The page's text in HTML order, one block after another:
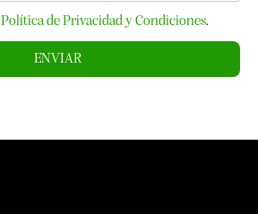
Política de Privacidad y Condiciones.
ENVIAR